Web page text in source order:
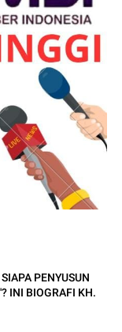
PENYUSUN
INI BIOGRAFI KH.